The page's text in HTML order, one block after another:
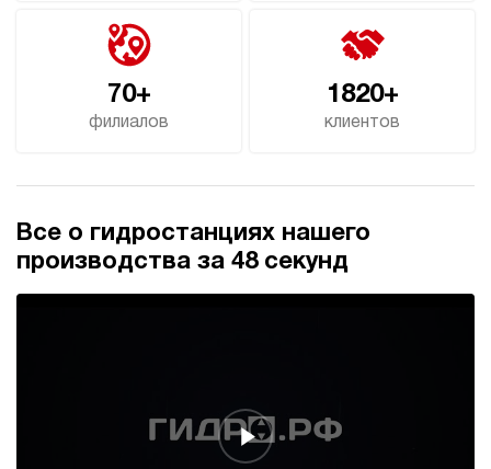
70+
филиалов
1820+
клиентов
Все о гидростанциях нашего
производства за 48 секунд